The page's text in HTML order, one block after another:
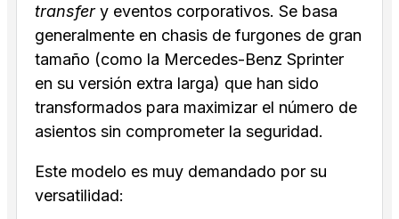
transfery eventos corporativos. Se basa
generalmente en chasis de furgones de gran
tamaño (como la Mercedes-Benz Sprinter
en su versión extra larga) que han sido
transformados para maximizar el número de
asientos sin comprometer la seguridad.
Este modelo es muy demandado por su
versatilidad: